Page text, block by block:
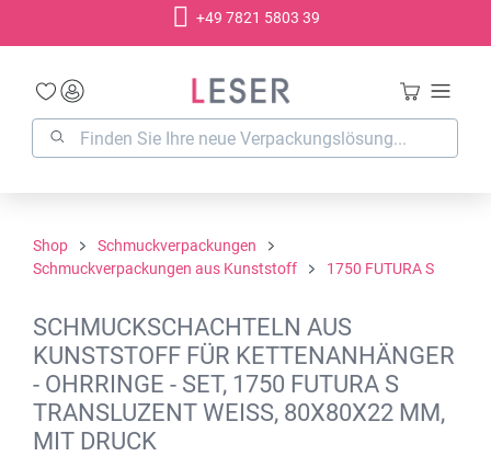
+49 7821 5803 39
Shop
Schmuckverpackungen
Schmuckverpackungen aus Kunststoff
1750 FUTURA S
SCHMUCKSCHACHTELN AUS
KUNSTSTOFF FÜR KETTENANHÄNGER
- OHRRINGE - SET, 1750 FUTURA S
TRANSLUZENT WEISS, 80X80X22 MM,
MIT DRUCK